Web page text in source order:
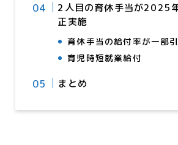
2人目の育休手当が2025
正実施
育休手当の給付率が一部
育児時短就業給付
まとめ